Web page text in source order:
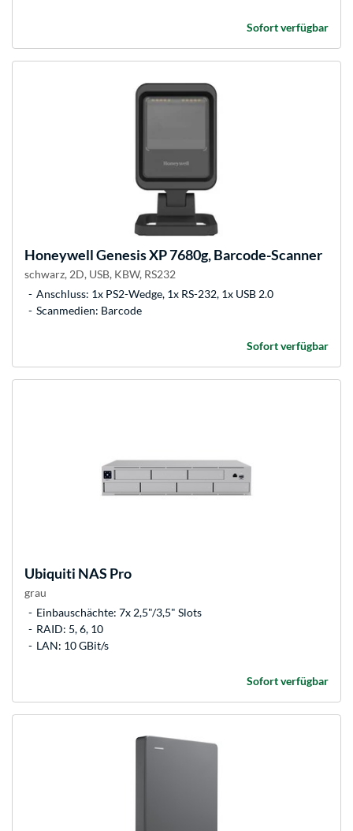
Sofort verfügbar
HoneywellGenesis XP 7680g, Barcode-Scanner
schwarz, 2D, USB, KBW, RS232
Anschluss: 1x PS2-Wedge, 1x RS-232, 1x USB 2.0
Scanmedien: Barcode
Sofort verfügbar
Ubiquiti NAS Pro
grau
Einbauschächte: 7x 2,5"/3,5" Slots
RAID: 5, 6, 10
LAN: 10 GBit/s
Sofort verfügbar